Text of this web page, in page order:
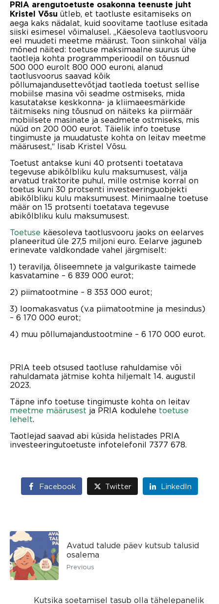
PRIA arengutoetuste osakonna teenuste juht
Kristel Võsu ütleb, et taotluste esitamiseks on
aega kaks nädalat, kuid soovitame taotluse esitada
siiski esimesel võimalusel. „Käesoleva taotlusvooru
eel muudeti meetme määrust. Toon siinkohal välja
mõned näited: toetuse maksimaalne suurus ühe
taotleja kohta programmperioodil on tõusnud
500 000 eurolt 800 000 euroni, alanud
taotlusvoorus saavad kõik
põllumajandusettevõtjad taotleda toetust sellise
mobiilse masina või seadme ostmiseks, mida
kasutatakse keskkonna- ja kliimaeesmärkide
täitmiseks ning tõusnud on näiteks ka piirmäär
mobiilsete masinate ja seadmete ostmiseks, mis
nüüd on 200 000 eurot. Täielik info toetuse
tingimuste ja muudatuste kohta on leitav meetme
määrusest,“ lisab Kristel Võsu.
Toetust antakse kuni 40 protsenti toetatava
tegevuse abikõlbliku kulu maksumusest, välja
arvatud traktorite puhul, mille ostmise korral on
toetus kuni 30 protsenti investeeringuobjekti
abikõlbliku kulu maksumusest. Minimaalne toetuse
määr on 15 protsenti toetatava tegevuse
abikõlbliku kulu maksumusest.
Toetuse käesoleva taotlusvooru jaoks on eelarves
planeeritud üle 27,5 miljoni euro. Eelarve jaguneb
erinevate valdkondade vahel järgmiselt:
1) teravilja, õliseemnete ja valgurikaste taimede
kasvatamine – 6 839 000 eurot;
2) piimatootmine – 8 353 000 eurot;
3) loomakasvatus (v.a piimatootmine ja mesindus)
– 6 170 000 eurot;
4) muu põllumajandustootmine – 6 170 000 eurot.
PRIA teeb otsused taotluse rahuldamise või
rahuldamata jätmise kohta hiljemalt 14. augustil
2023.
Täpne info toetuse tingimuste kohta on leitav
meetme määrusest ja PRIA kodulehe toetuse
lehelt.
Taotlejad saavad abi küsida helistades PRIA
investeeringutoetuste infotelefonil 7377 678.
Facebook Twitter LinkedIn
Avatud talude päev kutsub talusid
osalema
Previous
Kutsika soetamisel tasub olla tähelepanelik